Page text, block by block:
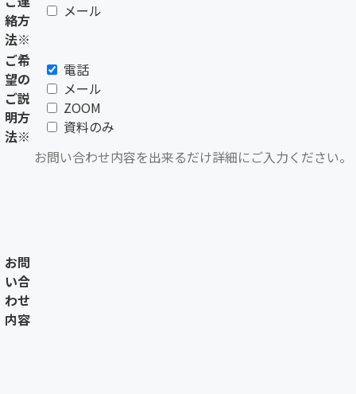
絡方
法※
メール
ご希
望の
ご説
明方
法※
電話
メール
ZOOM
資料のみ
お問
い合
わせ
内容